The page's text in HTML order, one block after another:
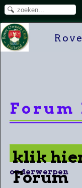
Forum
klik
Forum
onderwerpen